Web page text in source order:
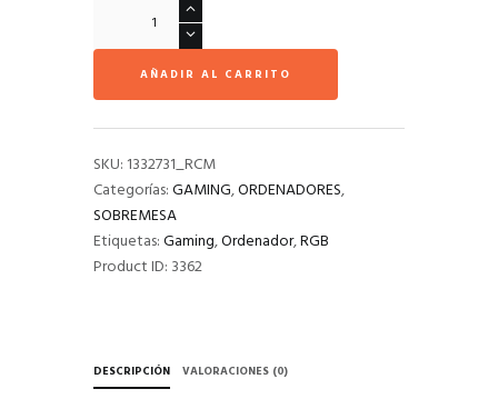
Sobremesa
Gaming
MILLENIUM
R37X-
NMR28BD2
cantidad
AÑADIR AL CARRITO
SKU: 1332731_RCM
Categorías:GAMING,ORDENADORES,
SOBREMESA
Etiquetas:Gaming,Ordenador,RGB
Product ID: 3362
DESCRIPCIÓN VALORACIONES (0)